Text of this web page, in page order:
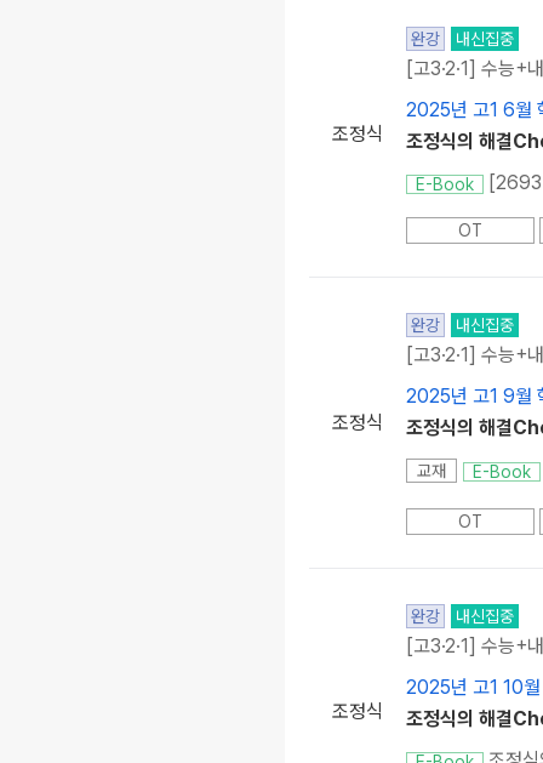
조정식
완강 내신집중
[고3·2·1] 수능+
2025년 고1 6월
조정식의 해결
E-Book
OT
조정식
완강 내신집중
[고3·2·1] 수능+
2025년 고1 9월
조정식의 해결
교재 E-Book
OT
조정식
완강 내신집중
[고3·2·1] 수능+
2025년 고1 10월
조정식의 해결